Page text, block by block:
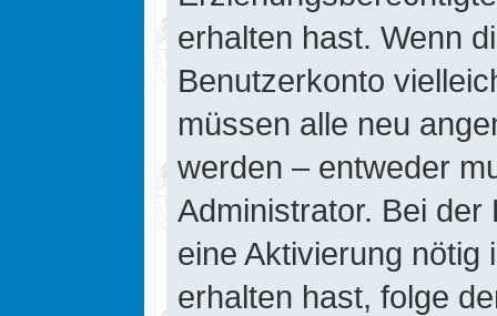
erhalten hast. Wenn
Benutzerkonto
müssen alle neu
werden – entweder
Administrator. Bei
eine Aktivierung nötig
erhalten hast, folge